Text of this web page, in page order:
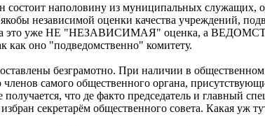
наполовину из муниципальных служащих,
независимой оценки качества учреждений,
это уже НЕ "НЕЗАВИСИМАЯ" оценка, а
как оно "подведомственно" комитету.
безграмотно. При наличии в
самого общественного органа,
что де факто председатель и главный
секретарём общественного совета. Какая уж